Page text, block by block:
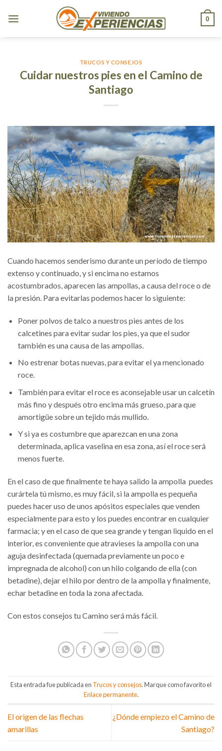
0
TRUCOS Y CONSEJOS
Cuidar nuestros pies en el Camino de
Santiago
Cuando hacemos senderismo durante un período de tiempo
extenso y continuado, y si encima no estamos
acostumbrados, aparecen las ampollas, a causa del roce o de
la presión. Para evitarlas podemos hacer lo siguiente:
Poner polvos de talco a nuestros pies antes de los
calcetines para evitar sudar los pies, ya que el sudor
también es una causa de las ampollas.
No estrenar botas nuevas, para evitar el ya mencionado
roce.
También para evitar el roce es aconsejable usar un calcetín
más fino y después otro encima más grueso, para que
amortigüe sobre un tejido más mullido.
Y si ya es costumbre que aparezcan en una zona
determinada, aplica vaselina en esa zona, así el roce será
menos fuerte.
En el caso de que finalmente te haya salido la ampolla puedes
curártela tú mismo, es muy fácil, si la ampolla es pequeña
puedes hacer uso de unos apósitos especiales que venden
especialmente para esto y los puedes encontrar en cualquier
farmacia; y en el caso de que sea grande y tengan liquido en el
interior, es conveniente que atravieses la ampolla con una
aguja desinfectada (quemada previamente un poco e
impregnada de alcohol) con un hilo colgando de ella (con
betadine), dejar el hilo por dentro de la ampolla y finalmente,
echar betadine en toda la zona afectada.
Con estos consejos tu Camino será más fácil.
Esta entrada fue publicada en Trucos y consejos. Marque como favorito el
Enlace permanente.
El origen de las flechas
amarillas
¿Dónde empiezo el Camino de
Santiago?